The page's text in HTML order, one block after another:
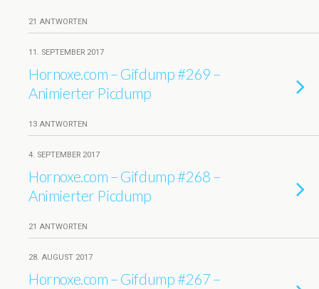
21 ANTWORTEN
11. SEPTEMBER 2017
Hornoxe.com – Gifdump #269 –
Animierter Picdump
13 ANTWORTEN
4. SEPTEMBER 2017
Hornoxe.com – Gifdump #268 –
Animierter Picdump
21 ANTWORTEN
28. AUGUST 2017
Hornoxe.com – Gifdump #267 –